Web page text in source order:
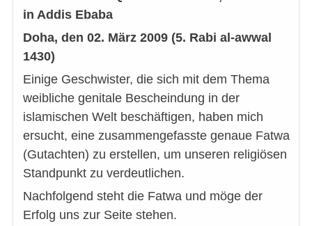
in Addis Ebaba
Doha, den 02. März 2009 (5. Rabi al-awwal
1430)
Einige Geschwister, die sich mit dem Thema
weibliche genitale Bescheindung in der
islamischen Welt beschäftigen, haben mich
ersucht, eine zusammengefasste genaue Fatwa
(Gutachten) zu erstellen, um unseren religiösen
Standpunkt zu verdeutlichen.
Nachfolgend steht die Fatwa und möge der
Erfolg uns zur Seite stehen.